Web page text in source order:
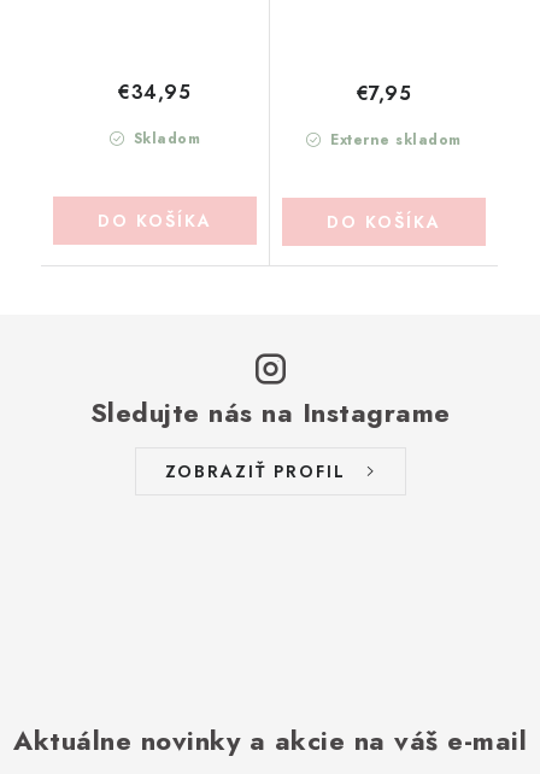
Skladom
€34,95
DO KOŠÍKA
Externe skladom
€7,95
DO KOŠÍKA
Sledujte nás na Instagrame
ZOBRAZIŤ PROFIL
Aktuálne novinky a akcie na váš e-mail